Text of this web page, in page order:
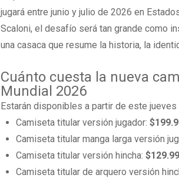
jugará entre junio y julio de 2026 en
Scaloni, el desafío será tan grande como
una casaca que resume la historia, la
Cuánto cuesta la nueva
Mundial 2026
Estarán disponibles a partir de este jueves
Camiseta titular versión jugador:
Camiseta titular manga larga versión
Camiseta titular versión hincha:
Camiseta titular de arquero versión